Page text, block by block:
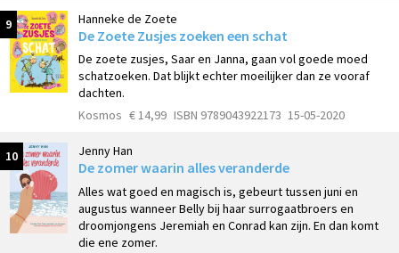
9 Hanneke de Zoete
De Zoete Zusjes zoeken een schat
De zoete zusjes, Saar en Janna, gaan vol goede moed
schatzoeken. Dat blijkt echter moeilijker dan ze vooraf
dachten.
Kosmos € 14,99 ISBN 9789043922173 15-05-2020
10 Jenny Han
De zomer waarin alles veranderde
Alles wat goed en magisch is, gebeurt tussen juni en
augustus wanneer Belly bij haar surrogaatbroers en
droomjongens Jeremiah en Conrad kan zijn. En dan komt
die ene zomer.